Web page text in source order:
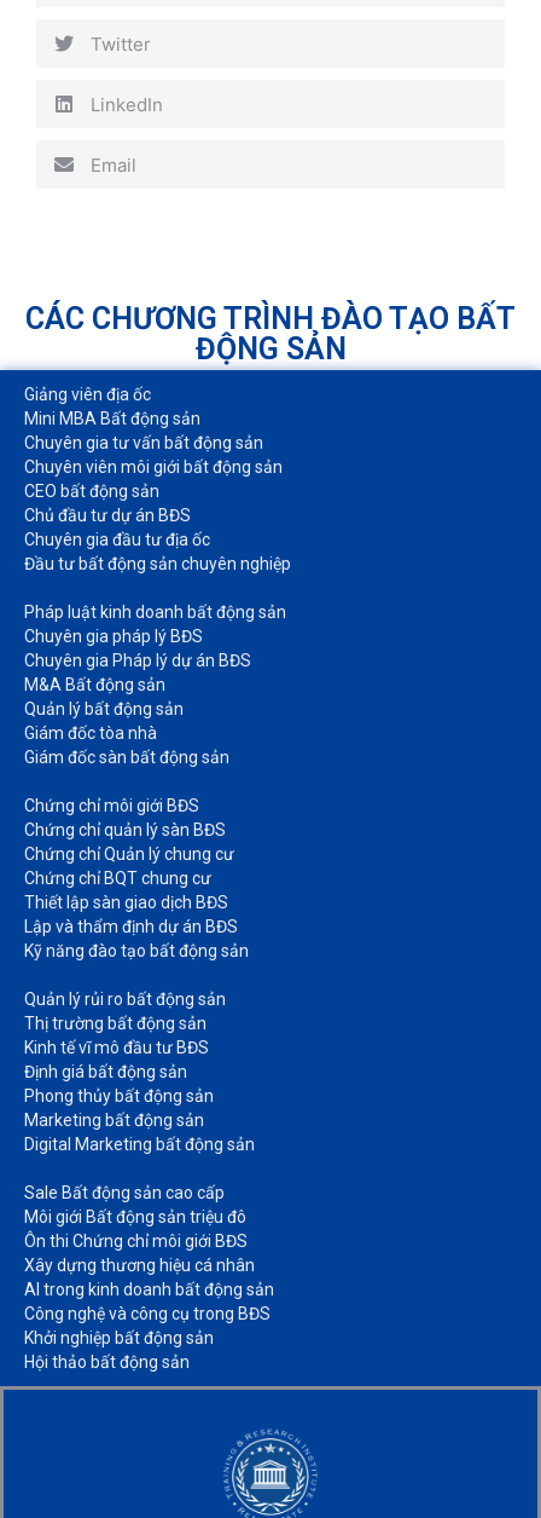
Twitter
LinkedIn
Email
CÁC CHƯƠNG TRÌNH ĐÀO TẠO BẤT
ĐỘNG SẢN
Giảng viên địa ốc
Mini MBA Bất động sản
Chuyên gia tư vấn bất động sản
Chuyên viên môi giới bất động sản​
CEO bất động sản
Chủ đầu tư dự án BĐS
Chuyên gia đầu tư địa ốc​
Đầu tư bất động sản chuyên nghiệp
Pháp luật kinh doanh bất động sản​
Chuyên gia pháp lý BĐS
Chuyên gia Pháp lý dự án BĐS
M&A Bất động sản​
Quản lý bất động sản
Giám đốc tòa nhà​
Giám đốc sàn bất động sản
Chứng chỉ môi giới BĐS​
Chứng chỉ quản lý sàn BĐS
Chứng chỉ Quản lý chung cư​
Chứng chỉ BQT chung cư​
Thiết lập sàn giao dịch BĐS​
Lập và thẩm định dự án BĐS​
Kỹ năng đào tạo bất động sản​
Quản lý rủi ro bất động sản​
Thị trường bất động sản​
Kinh tế vĩ mô đầu tư BĐS​
Định giá bất động sản​
Phong thủy bất động sản​
Marketing bất động sản​
Digital Marketing bất động sản​
Sale Bất động sản cao cấp​
Môi giới Bất động sản triệu đô​
Ôn thi Chứng chỉ môi giới BĐS​
Xây dựng thương hiệu cá nhân​
AI trong kinh doanh bất động sản​
Công nghệ và công cụ trong BĐS​
Khởi nghiệp bất động sản​
Hội thảo bất động sản​